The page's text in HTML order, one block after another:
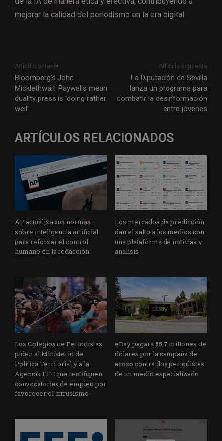
mejorar la calidad del periodismo en la era digital.
Artículo anterior
Bloomberg’s John
Micklethwait: Paywalls mean
quality press is ‘doing rather
well’
Artículo siguiente
La Diputación de Sevilla
lanza un programa para
combatir la desinformación
entre jóvenes
ARTÍCULOS RELACIONADOS
AP actualiza sus normas
sobre inteligencia artificial
para reforzar el control
humano en la redacción
Los mercados de predicción
dan el salto a los medios con
una plataforma de noticias y
análisis
Los Colegios de Periodistas
piden al Ministerio de
Política Territorial y a la
Agencia EFE que rectifiquen
convocatorias de empleo por
favorecer el intrusismo
eBay pagará 55,7 millones de
dólares por la campaña de
acoso contra dos periodistas
de un medio especializado